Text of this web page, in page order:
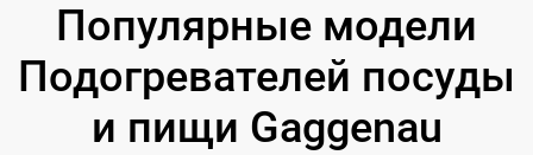
Популярные модели
Подогревателей посуды
и пищи Gaggenau